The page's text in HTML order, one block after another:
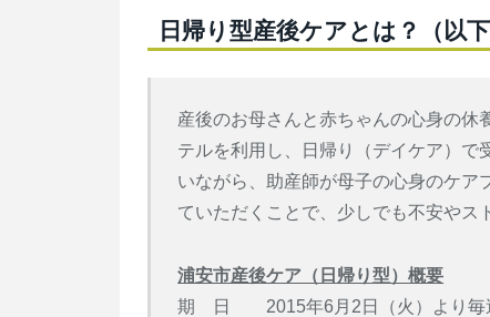
日帰り型産後ケアとは？（以
産後のお母さんと赤ちゃんの心身の休
テルを利用し、日帰り（デイケア）で
いながら、助産師が母子の心身のケア
ていただくことで、少しでも不安やス
浦安市産後ケア（日帰り型）概要
期 日 2015年6月2日（火）より毎